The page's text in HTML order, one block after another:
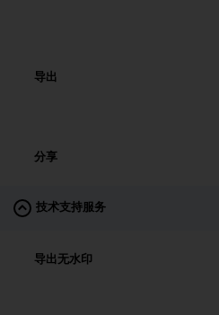
导出
分享
技术支持服务
导出无水印